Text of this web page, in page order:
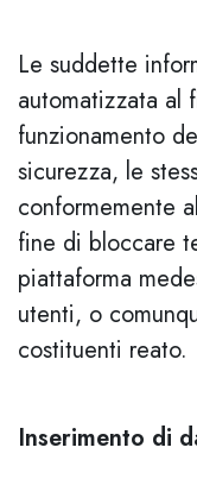
Le suddette
automatizzata
funzionamento
sicurezza, le
conformemente
fine di bloccare
piattaforma
utenti, o
costituenti reato.
Inserimento di